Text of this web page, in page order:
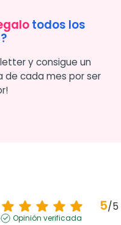
todos los
y consigue un
de cada mes por ser
5/5
Opinión verificada